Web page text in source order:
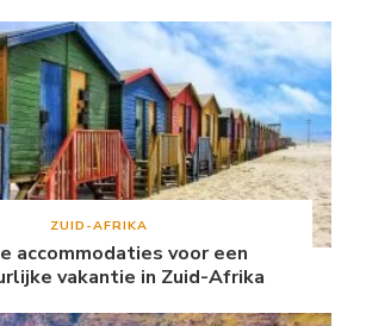
ZUID-AFRIKA
accommodaties voor een
vakantie in Zuid-Afrika